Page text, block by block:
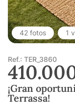
42 fotos 1
Ref.: TER_3860
¡Gran
Terrassa!